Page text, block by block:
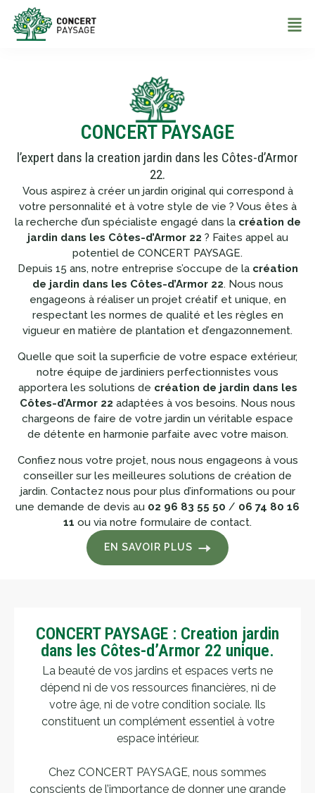
CONCERT PAYSAGE
l’expert dans la creation jardin dans les Côtes-d’Armor
22.
Vous aspirez à créer un jardin original qui correspond à
votre personnalité et à votre style de vie ? Vous êtes à
la recherche d’un spécialiste engagé dans la création de
jardin dans les Côtes-d’Armor 22 ? Faites appel au
potentiel de CONCERT PAYSAGE.
Depuis 15 ans, notre entreprise s’occupe de la création
de jardin dans les Côtes-d’Armor 22. Nous nous
engageons à réaliser un projet créatif et unique, en
respectant les normes de qualité et les règles en
vigueur en matière de plantation et d’engazonnement.
Quelle que soit la superficie de votre espace extérieur,
notre équipe de jardiniers perfectionnistes vous
apportera les solutions de création de jardin dans les
Côtes-d’Armor 22 adaptées à vos besoins. Nous nous
chargeons de faire de votre jardin un véritable espace
de détente en harmonie parfaite avec votre maison.
Confiez nous votre projet, nous nous engageons à vous
conseiller sur les meilleures solutions de création de
jardin. Contactez nous pour plus d’informations ou pour
une demande de devis au 02 96 83 55 50 / 06 74 80 16
11 ou via notre formulaire de contact.
EN SAVOIR PLUS
CONCERT PAYSAGE : Creation jardin
dans les Côtes-d’Armor 22 unique.
La beauté de vos jardins et espaces verts ne
dépend ni de vos ressources financières, ni de
votre âge, ni de votre condition sociale. Ils
constituent un complément essentiel à votre
espace intérieur.
Chez CONCERT PAYSAGE, nous sommes
conscients de l’importance de donner une grande